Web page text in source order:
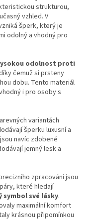
strukturou,
vzhled. V
šperk, který je
odolný a vhodný pro
odolnost proti
čemuž si prsteny
dobu. Tento materiál
i pro osoby s
variantách
šperku luxusní a
navíc zdobené
jemný lesk a
zpracování jsou
které hledají
své lásky.
maximální komfort
krásnou připomínkou